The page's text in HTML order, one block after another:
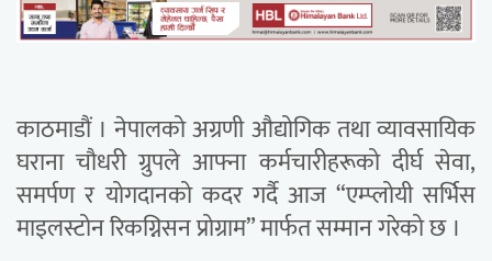
काठमाडौं । नेपालको अग्रणी औद्योगिक तथा व्यावसायिक
घराना चौधरी ग्रुपले आफ्ना कर्मचारीहरूको दीर्घ सेवा,
समर्पण र योगदानको कदर गर्दै आज “एम्प्लोयी सर्भिस
माइलस्टोन रिकग्निसन प्रोग्राम” मार्फत सम्मान गरेको छ ।